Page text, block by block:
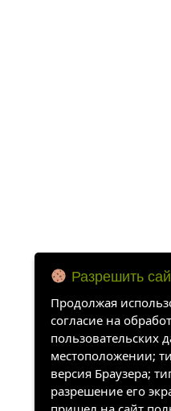
Разрешить
Продолжая
согласие на
пользовательских
местоположении;
версия Браузера;
разрешение его